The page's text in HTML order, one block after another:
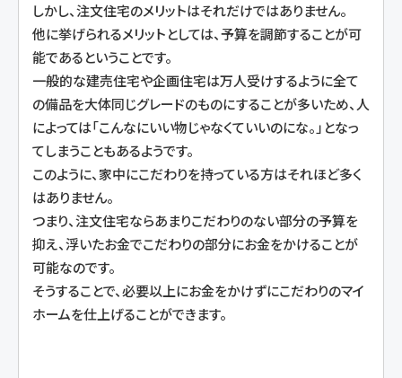
しかし、注文住宅のメリットはそれだけではありません。
他に挙げられるメリットとしては、予算を調節することが可
能であるということです。
一般的な建売住宅や企画住宅は万人受けするように全て
の備品を大体同じグレードのものにすることが多いため、人
によっては「こんなにいい物じゃなくていいのにな。」となっ
てしまうこともあるようです。
このように、家中にこだわりを持っている方はそれほど多く
はありません。
つまり、注文住宅ならあまりこだわりのない部分の予算を
抑え、浮いたお金でこだわりの部分にお金をかけることが
可能なのです。
そうすることで、必要以上にお金をかけずにこだわりのマイ
ホームを仕上げることができます。